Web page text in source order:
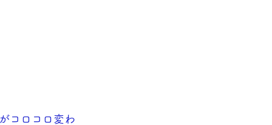
コロコロ変わ